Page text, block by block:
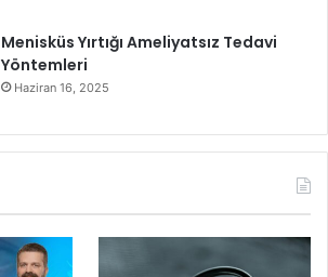
Menisküs Yırtığı Ameliyatsız Tedavi
Yöntemleri
Haziran 16, 2025